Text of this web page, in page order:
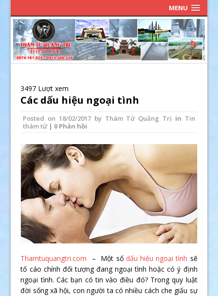
MENU
3497 Lượt xem
Các dấu hiệu ngoại tình
Posted on 18/02/2017 by Thám Tử Quảng Trị in Tin
thám tử| 0 Phản hồi
Thamtuquangtri.com – Một số dấu hiệu ngoại tình sẽ
tố cáo chính đối tượng đang ngoại tình hoặc có ý định
ngoại tình. Các bạn có tin vào điều đó? Trong quy luật
đời sống xã hội, con người ta có nhiều cách che giấu sự